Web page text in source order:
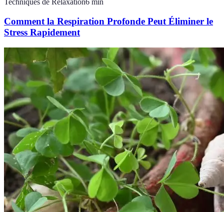
Techniques de Relaxation6 min
Comment la Respiration Profonde Peut Éliminer le
Stress Rapidement